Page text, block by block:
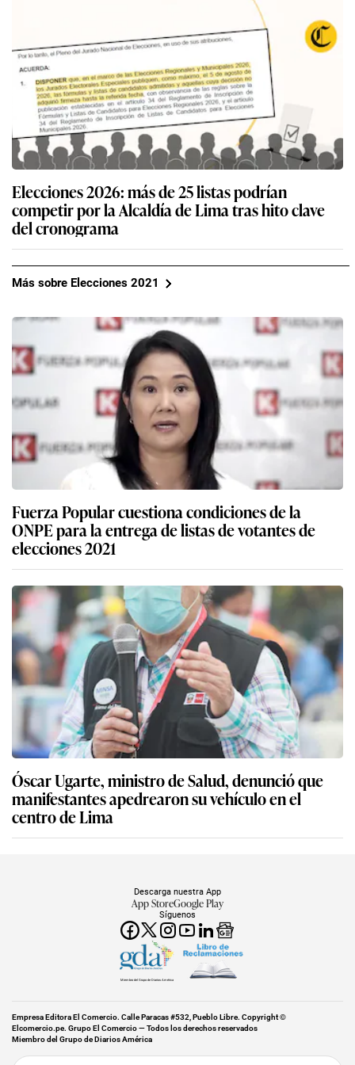
Elecciones 2026: más de 25 listas podrían
competir por la Alcaldía de Lima tras hito clave
del cronograma
Más sobre Elecciones 2021
Fuerza Popular cuestiona condiciones de la
ONPE para la entrega de listas de votantes de
elecciones 2021
Óscar Ugarte, ministro de Salud, denunció que
manifestantes apedrearon su vehículo en el
centro de Lima
Síguenos
Descarga nuestra App
App StoreGoogle Play
Miembro del Grupo de Diarios América
Empresa Editora El Comercio. Calle Paracas #532, Pueblo Libre. Copyright ©
Elcomercio.pe. Grupo El Comercio — Todos los derechos reservados
Miembro del Grupo de Diarios América